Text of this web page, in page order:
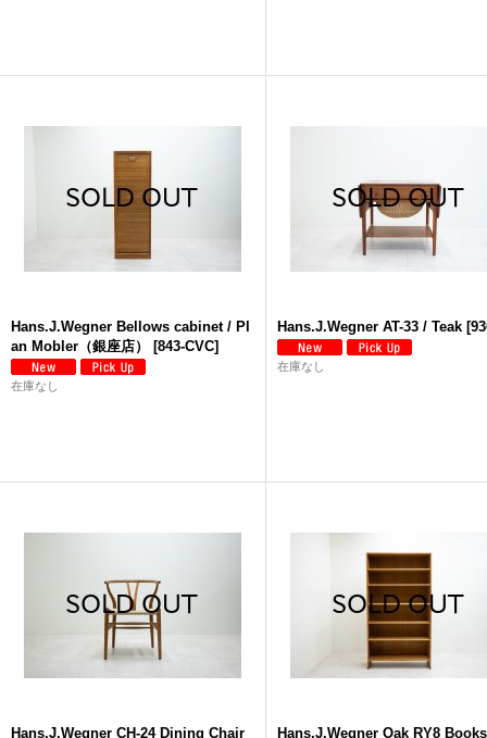
Hans.J.Wegner Bellows cabinet / Pl
an Mobler（銀座店）
[843-CVC]
在庫なし
Hans.J.Wegner AT-33 / Teak [
在庫なし
Hans.J.Wegner CH-24 Dining Chair Hans.J.Wegner Oak RY8